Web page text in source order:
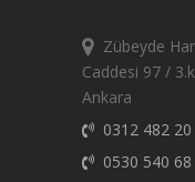
Zübeyde
Caddesi 97 /
Ankara
0312 482 20
0530 540